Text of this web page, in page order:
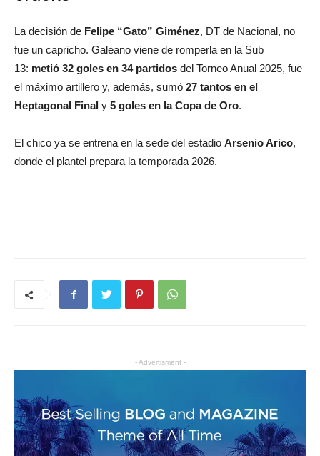
La decisión de Felipe “Gato” Giménez, DT de Nacional, no
fue un capricho. Galeano viene de romperla en la Sub
13: metió 32 goles en 34 partidos del Torneo Anual 2025, fue
el máximo artillero y, además, sumó 27 tantos en el
Heptagonal Final y 5 goles en la Copa de Oro.
El chico ya se entrena en la sede del estadio Arsenio Arico,
donde el plantel prepara la temporada 2026.
- Advertisment -